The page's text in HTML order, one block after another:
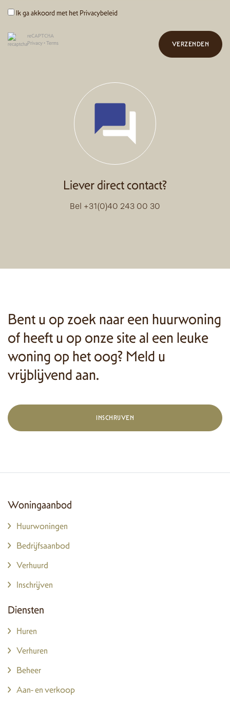
Ik ga akkoord met het Privacybeleid
reCAPTCHA
Privacy•Terms VERZENDEN
Liever direct contact?
Bel +31(0)40 243 00 30
Bent u op zoek naar een huurwoning
of heeft u op onze site al een leuke
woning op het oog? Meld u
vrijblijvend aan.
INSCHRIJVEN
Woningaanbod
Huurwoningen
Bedrijfsaanbod
Verhuurd
Inschrijven
Diensten
Huren
Verhuren
Beheer
Aan- en verkoop